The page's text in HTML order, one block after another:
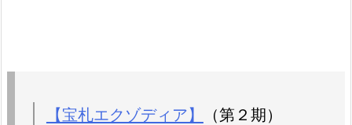
【宝札エクゾディア】 （第２期）